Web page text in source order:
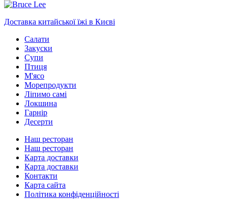
Доставка китайської їжі в Києві
Салати
Закуски
Супи
Птиця
М'ясо
Морепродукти
Ліпимо самі
Локшина
Гарнір
Десерти
Наш ресторан
Наш ресторан
Карта доставки
Карта доставки
Контакти
Карта сайта
Політика конфіденційності